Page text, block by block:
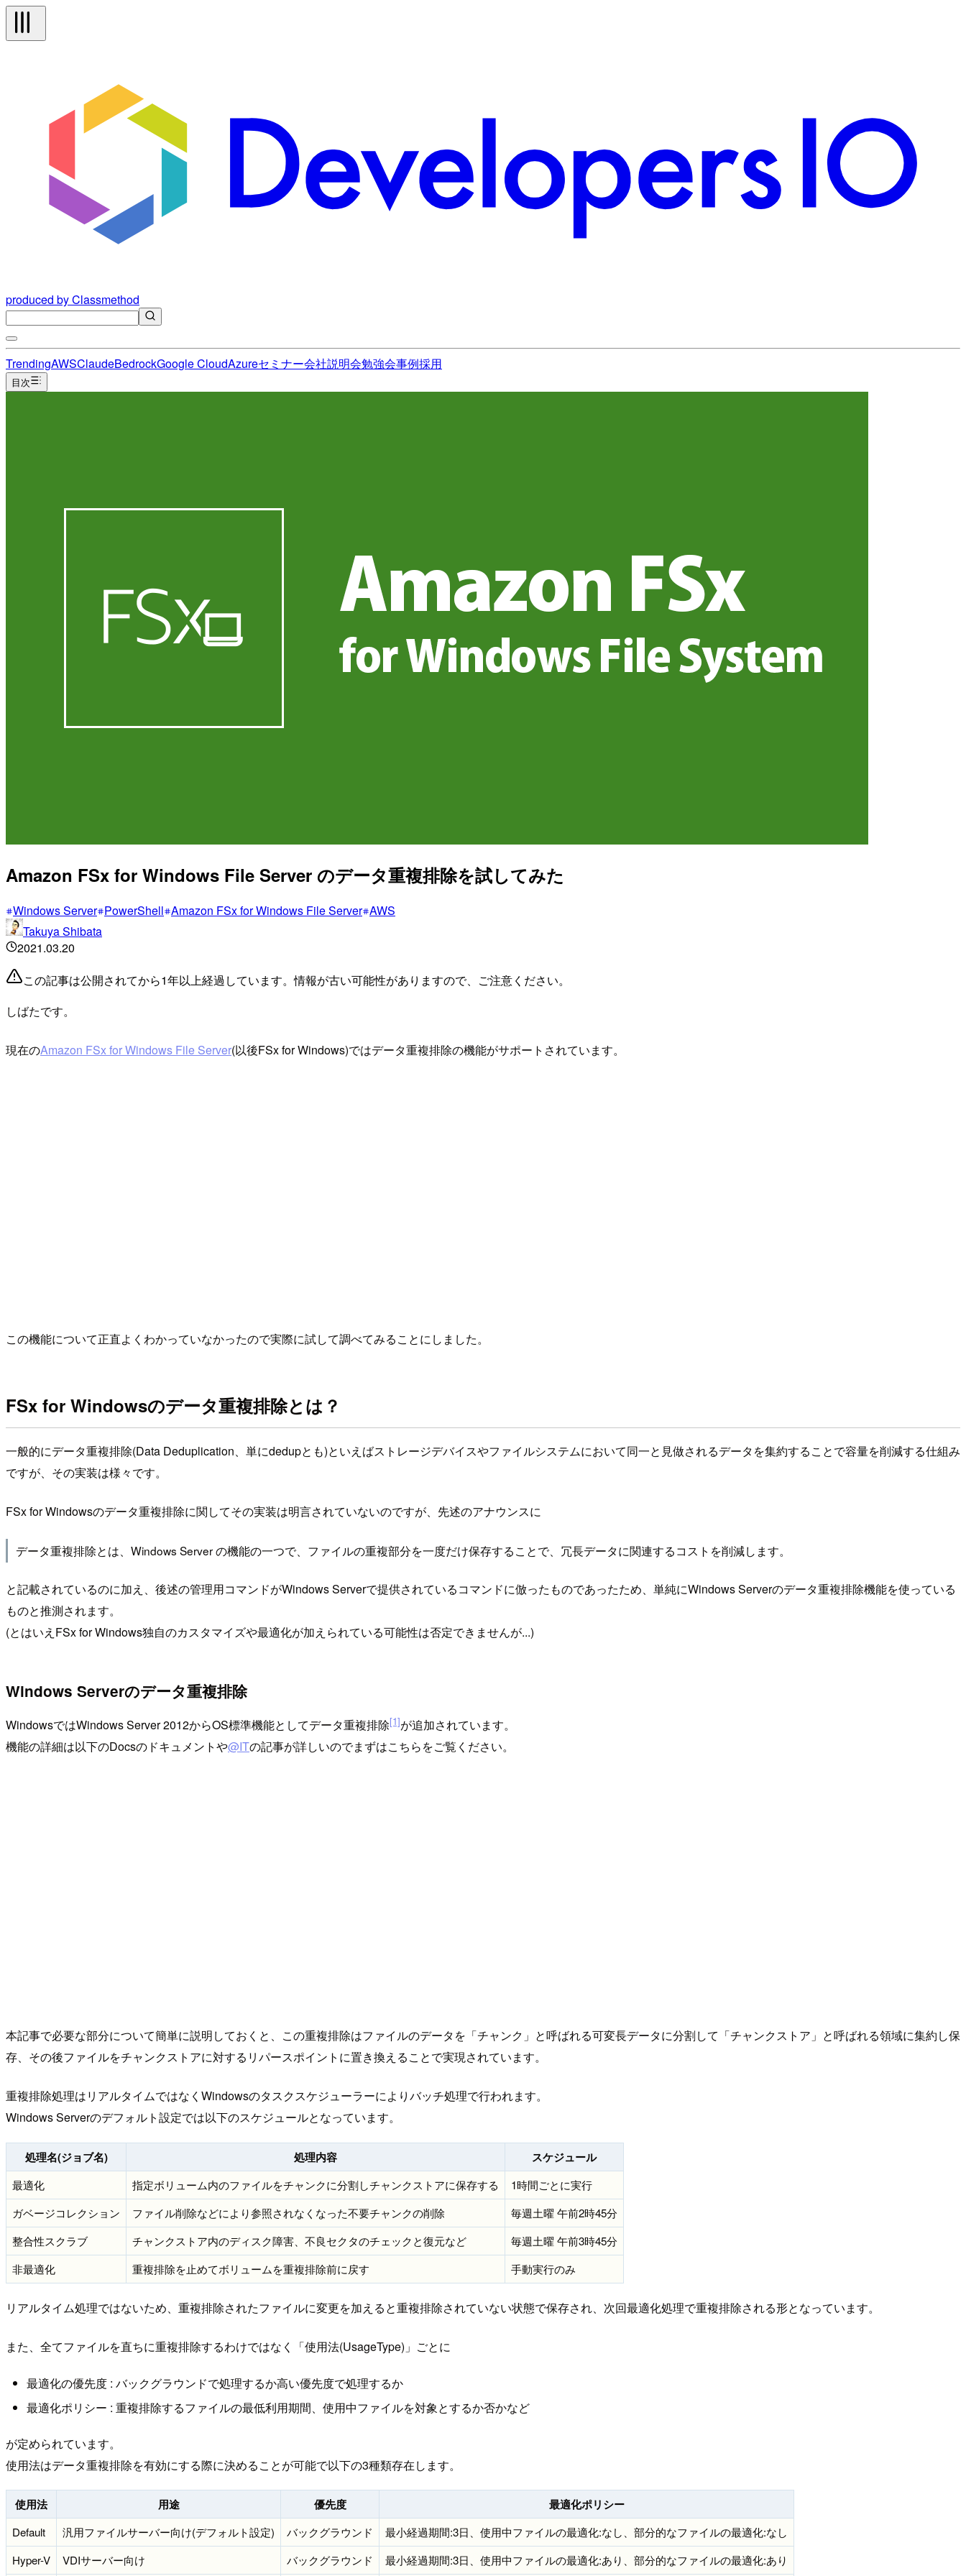
produced by Classmethod
TrendingAWSClaudeBedrockGoogle CloudAzureセミナー会社説明会勉強会事例採用
目次
Amazon FSx for Windows File Server のデータ重複排除を試してみた
Windows Server PowerShell Amazon FSx for Windows File Server AWS
Takuya Shibata
2021.03.20
この記事は公開されてから1年以上経過しています。情報が古い可能性がありますので、ご注意ください。
しばたです。
現在のAmazon FSx for Windows File Server(以後FSx for Windows)ではデータ重複排除の機能がサポートされています。
この機能について正直よくわかっていなかったので実際に試して調べてみることにしました。
FSx for Windowsのデータ重複排除とは？
一般的にデータ重複排除(Data Deduplication、単にdedupとも)といえばストレージデバイスやファイルシステムにおいて同一と見做されるデータを集約することで容量を削減する仕組み
ですが、その実装は様々です。
FSx for Windowsのデータ重複排除に関してその実装は明言されていないのですが、先述のアナウンスに
データ重複排除とは、Windows Server の機能の一つで、ファイルの重複部分を一度だけ保存することで、冗長データに関連するコストを削減します。
と記載されているのに加え、後述の管理用コマンドがWindows Serverで提供されているコマンドに倣ったものであったため、単純にWindows Serverのデータ重複排除機能を使っている
ものと推測されます。
(とはいえFSx for Windows独自のカスタマイズや最適化が加えられている可能性は否定できませんが...)
Windows Serverのデータ重複排除
WindowsではWindows Server 2012からOS標準機能としてデータ重複排除[1]が追加されています。
機能の詳細は以下のDocsのドキュメントや@ITの記事が詳しいのでまずはこちらをご覧ください。
本記事で必要な部分について簡単に説明しておくと、この重複排除はファイルのデータを「チャンク」と呼ばれる可変長データに分割して「チャンクストア」と呼ばれる領域に集約し保
存、その後ファイルをチャンクストアに対するリパースポイントに置き換えることで実現されています。
重複排除処理はリアルタイムではなくWindowsのタスクスケジューラーによりバッチ処理で行われます。
Windows Serverのデフォルト設定では以下のスケジュールとなっています。
処理名(ジョブ名) 処理内容 スケジュール
最適化 指定ボリューム内のファイルをチャンクに分割しチャンクストアに保存する
1時間ごとに実行
ガベージコレクション
ファイル削除などにより参照されなくなった不要チャンクの削除
毎週土曜 午前2時45分
整合性スクラブ
チャンクストア内のディスク障害、不良セクタのチェックと復元など
毎週土曜 午前3時45分
非最適化
重複排除を止めてボリュームを重複排除前に戻す 手動実行のみ
リアルタイム処理ではないため、重複排除されたファイルに変更を加えると重複排除されていない状態で保存され、次回最適化処理で重複排除される形となっています。
また、全てファイルを直ちに重複排除するわけではなく「使用法(UsageType)」ごとに
最適化の優先度 : バックグラウンドで処理するか高い優先度で処理するか
最適化ポリシー : 重複排除するファイルの最低利用期間、使用中ファイルを対象とするか否かなど
が定められています。
使用法はデータ重複排除を有効にする際に決めることが可能で以下の3種類存在します。
使用法 用途 優先度 最適化ポリシー
Default 汎用ファイルサーバー向け(デフォルト設定) バックグラウンド
最小経過期間:3日、使用中ファイルの最適化:なし、部分的なファイルの最適化:なし
Hyper-V
VDIサーバー向け バックグラウンド 最小経過期間:3日、使用中ファイルの最適化:あり、部分的なファイルの最適化:あり